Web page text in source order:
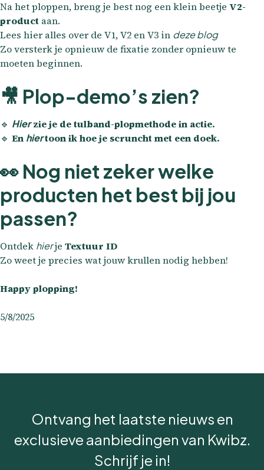
Na het ploppen, breng je best nog een klein beetje V2-
product aan.
Lees hier alles over de V1, V2 en V3 in deze blog
Zo versterk je opnieuw de fixatie zonder opnieuw te
moeten beginnen.
🎥 Plop-demo’s zien?
🔹 Hierzie je de tulband-plopmethode in actie.
🔹 En hiertoon ik hoe je scruncht met een doek.
👀 Nog niet zeker welke
producten het best bij jou
passen?
Ontdek hierje Textuur ID
Zo weet je precies wat jouw krullen nodig hebben!
Happy plopping!
5/8/2025
Ontvang het laatste nieuws en
exclusieve aanbiedingen van Kwibz.
Schrijf je in!